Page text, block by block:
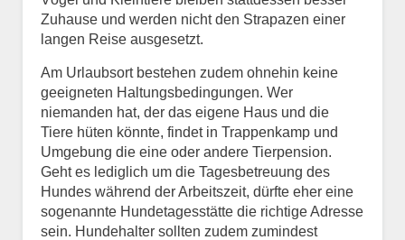
Zuhause und werden nicht den Strapazen einer
langen Reise ausgesetzt.
Am Urlaubsort bestehen zudem ohnehin keine
geeigneten Haltungsbedingungen. Wer
niemanden hat, der das eigene Haus und die
Tiere hüten könnte, findet in Trappenkamp und
Umgebung die eine oder andere Tierpension.
Geht es lediglich um die Tagesbetreuung des
Hundes während der Arbeitszeit, dürfte eher eine
sogenannte Hundetagesstätte die richtige Adresse
sein. Hundehalter sollten zudem zumindest